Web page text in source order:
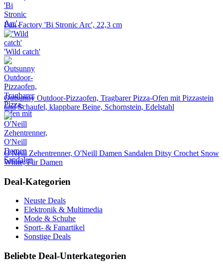
Fun Factory 'Bi Stronic Arc', 22,3 cm
'Wild catch'
Outsunny Outdoor-Pizzaofen, Tragbarer Pizza-Ofen mit Pizzastein
und Schaufel, klappbare Beine, Schornstein, Edelstahl
O'Neill Zehentrenner, O'Neill Damen Sandalen Ditsy Crochet Snow
White; Für Damen
Deal-Kategorien
Neuste Deals
Elektronik & Multimedia
Mode & Schuhe
Sport- & Fanartikel
Sonstige Deals
Beliebte Deal-Unterkategorien